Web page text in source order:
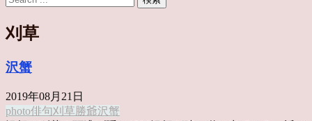
刈草
沢蟹
2019年08月21日
photo俳句刈草 勝爺沢蟹